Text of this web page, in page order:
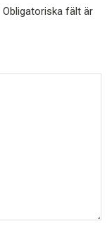
Obligatoriska fält är